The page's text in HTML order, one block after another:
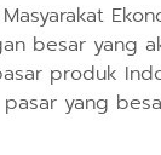
besar yang
produk
pasar yang